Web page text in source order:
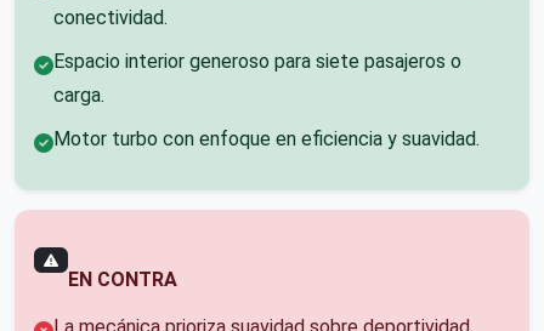
conectividad.
Espacio interior generoso para siete pasajeros o
carga.
Motor turbo con enfoque en eficiencia y suavidad.
EN CONTRA